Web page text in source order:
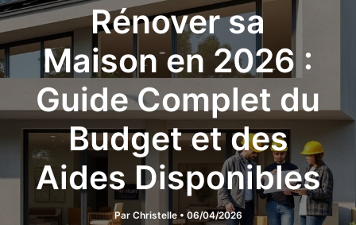
Rénover sa
Maison en 2026 :
Guide Complet du
Budget et des
Aides Disponibles
Par Christelle • 06/04/2026